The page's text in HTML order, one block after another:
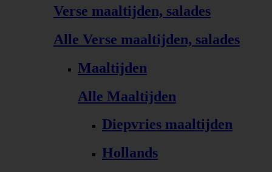
Verse maaltijden, salades
Alle Verse maaltijden, salades
Maaltijden
Alle Maaltijden
Diepvries maaltijden
Hollands